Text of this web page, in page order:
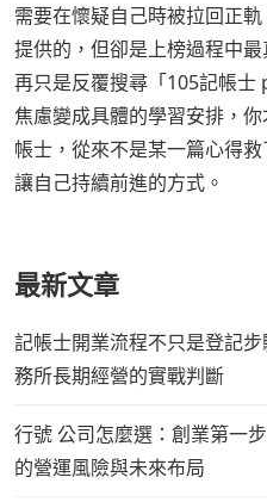
需要在懷疑自己時被拉回正
提供的，但卻是上榜過程中
再只是反覆搜尋「105記帳
焦慮變成具體的學習安排，
帳士，從來不是某一篇心得
讓自己持續前進的方式。
最新文章
記帳士開業流程不只是登記
務所長期經營的實戰判斷
行號 公司怎麼選：創業第一
的營運風險與未來布局